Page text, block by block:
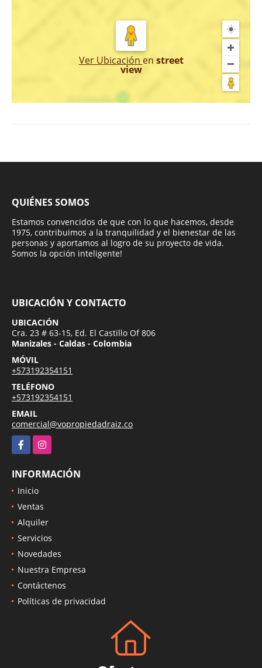
Ver Ubicación en street
view
QUIÉNES SOMOS
Estamos convencidos de que con lo que hacemos, desde
1975, contribuimos a la tranquilidad y el bienestar de las
personas y aportamos al logro de su proyecto de vida.
Somos la opción inteligente!
UBICACIÓN Y CONTACTO
UBICACIÓN
Cra. 23 # 63-15, Ed. El Castillo Of 806
Manizales - Caldas - Colombia
MÓVIL
+573192354151
TELÉFONO
+573192354151
EMAIL
comercial@vopropiedadraiz.co
FacebookInstagram
INFORMACIÓN
Inicio
Ventas
Alquiler
Servicios
Novedades
Nuestra Empresa
Contáctenos
Políticas de privacidad